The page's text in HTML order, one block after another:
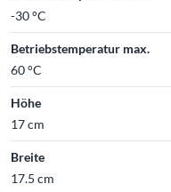
-30 °C
Betriebstemperatur max.
60 °C
Höhe
17 cm
Breite
17.5 cm